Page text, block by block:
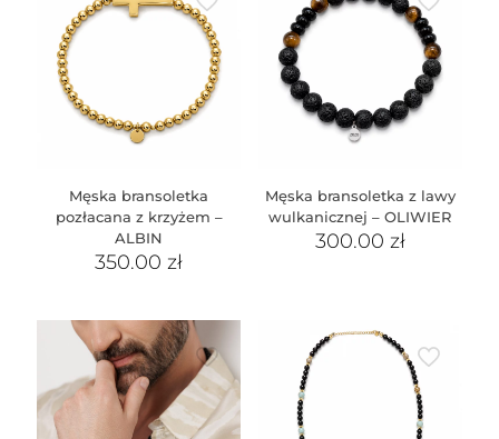
Męska bransoletka
pozłacana z krzyżem –
ALBIN
350.00zł
Męska bransoletka z lawy
wulkanicznej – OLIWIER
300.00 zł